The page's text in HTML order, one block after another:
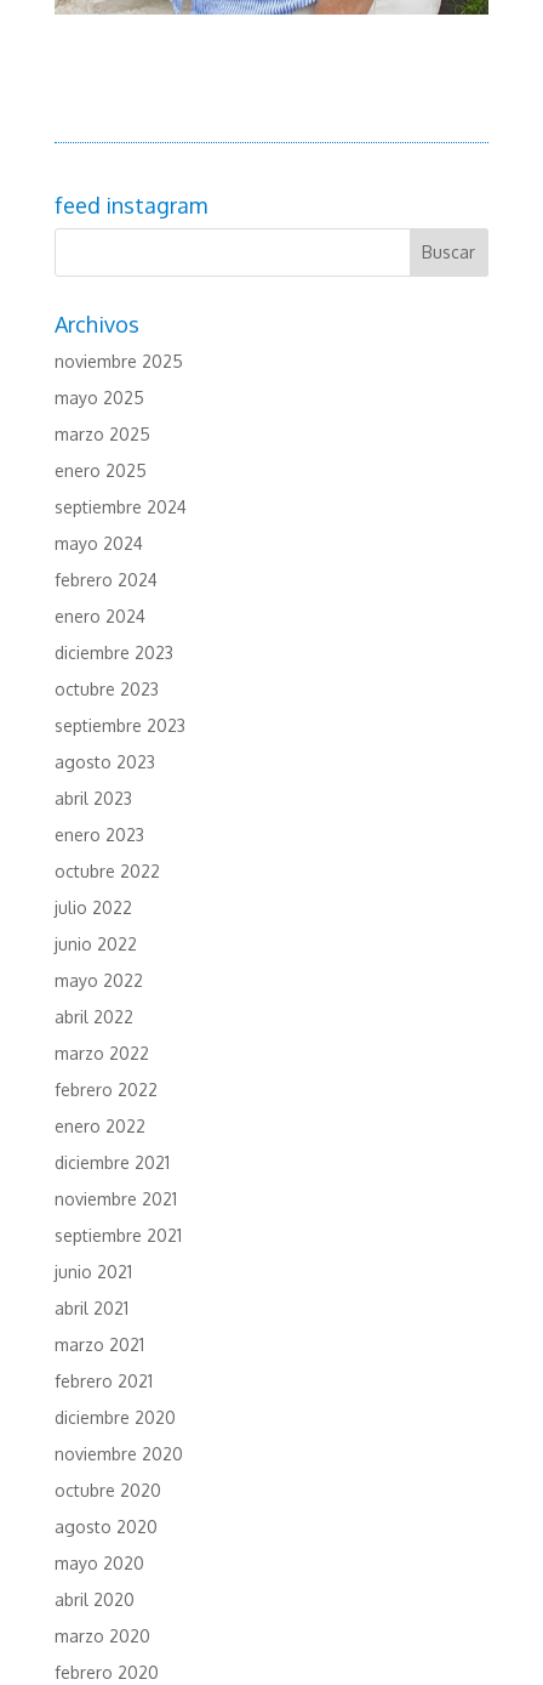
feed instagram
Archivos
noviembre 2025
mayo 2025
marzo 2025
enero 2025
septiembre 2024
mayo 2024
febrero 2024
enero 2024
diciembre 2023
octubre 2023
septiembre 2023
agosto 2023
abril 2023
enero 2023
octubre 2022
julio 2022
junio 2022
mayo 2022
abril 2022
marzo 2022
febrero 2022
enero 2022
diciembre 2021
noviembre 2021
septiembre 2021
junio 2021
abril 2021
marzo 2021
febrero 2021
diciembre 2020
noviembre 2020
octubre 2020
agosto 2020
mayo 2020
abril 2020
marzo 2020
febrero 2020